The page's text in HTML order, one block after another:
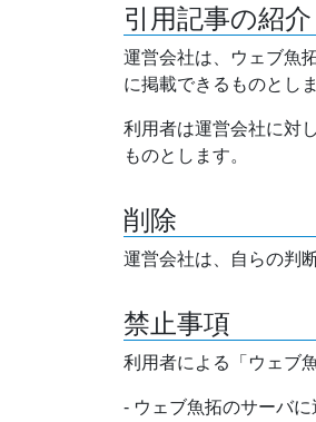
引用記事の紹介
運営会社は、ウェブ魚
に掲載できるものとしま
利用者は運営会社に対
ものとします。
削除
運営会社は、自らの判
禁止事項
利用者による「ウェブ
- ウェブ魚拓のサーバ